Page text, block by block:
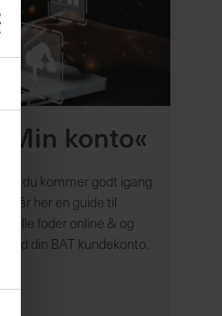
konto«
du kommer godt igang
får her en guide til
foder online & og
din BAT kundekonto.